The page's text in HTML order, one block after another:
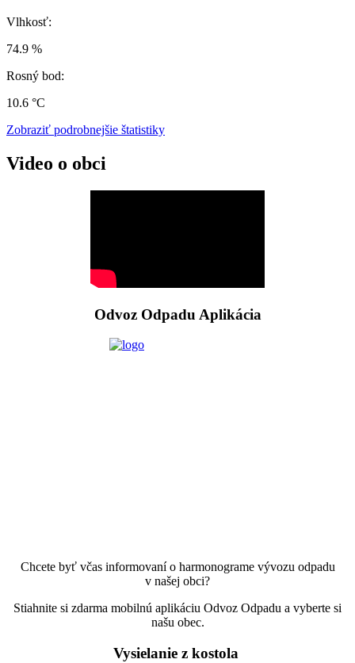
Vlhkosť:
74.9 %
Rosný bod:
10.6 °C
Zobraziť podrobnejšie štatistiky
Video o obci
Odvoz Odpadu Aplikácia
Chcete byť včas informovaní o harmonograme vývozu odpadu
v našej obci?
Stiahnite si zdarma mobilnú aplikáciu Odvoz Odpadu a vyberte si
našu obec.
Vysielanie z kostola